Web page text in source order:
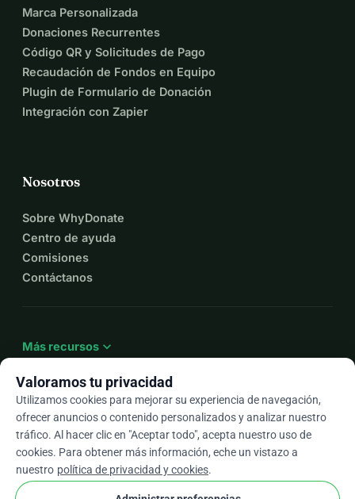
Marca Personalizada
Donaciones Recurrentes
Código QR y Solicitudes de Pago
Recaudación de Fondos en Equipo
Plugin de Formulario de Donación
Integración con Zapier
Nosotros
Sobre WhyDonate
Centro de ayuda
Comisiones
Contáctanos
Más recursos expand_more
Esarrow_drop_down
★★★★★4,9 / 5 según más de 500 reseñas
Valoramos tu privacidad
Utilizamos cookies para mejorar su experiencia de navegación,
ofrecer anuncios o contenido personalizados y analizar nuestro
tráfico. Al hacer clic en "Aceptar todo", acepta nuestro uso de
cookies. Para obtener más información, eche un vistazo a
nuestro política de privacidad y cookies.